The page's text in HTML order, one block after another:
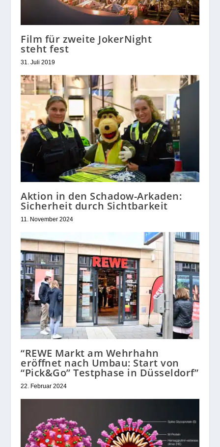
Film für zweite JokerNight
steht fest
31. Juli 2019
Aktion in den Schadow-Arkaden:
Sicherheit durch Sichtbarkeit
11. November 2024
“REWE Markt am Wehrhahn
eröffnet nach Umbau: Start von
“Pick&Go” Testphase in Düsseldorf”
22. Februar 2024